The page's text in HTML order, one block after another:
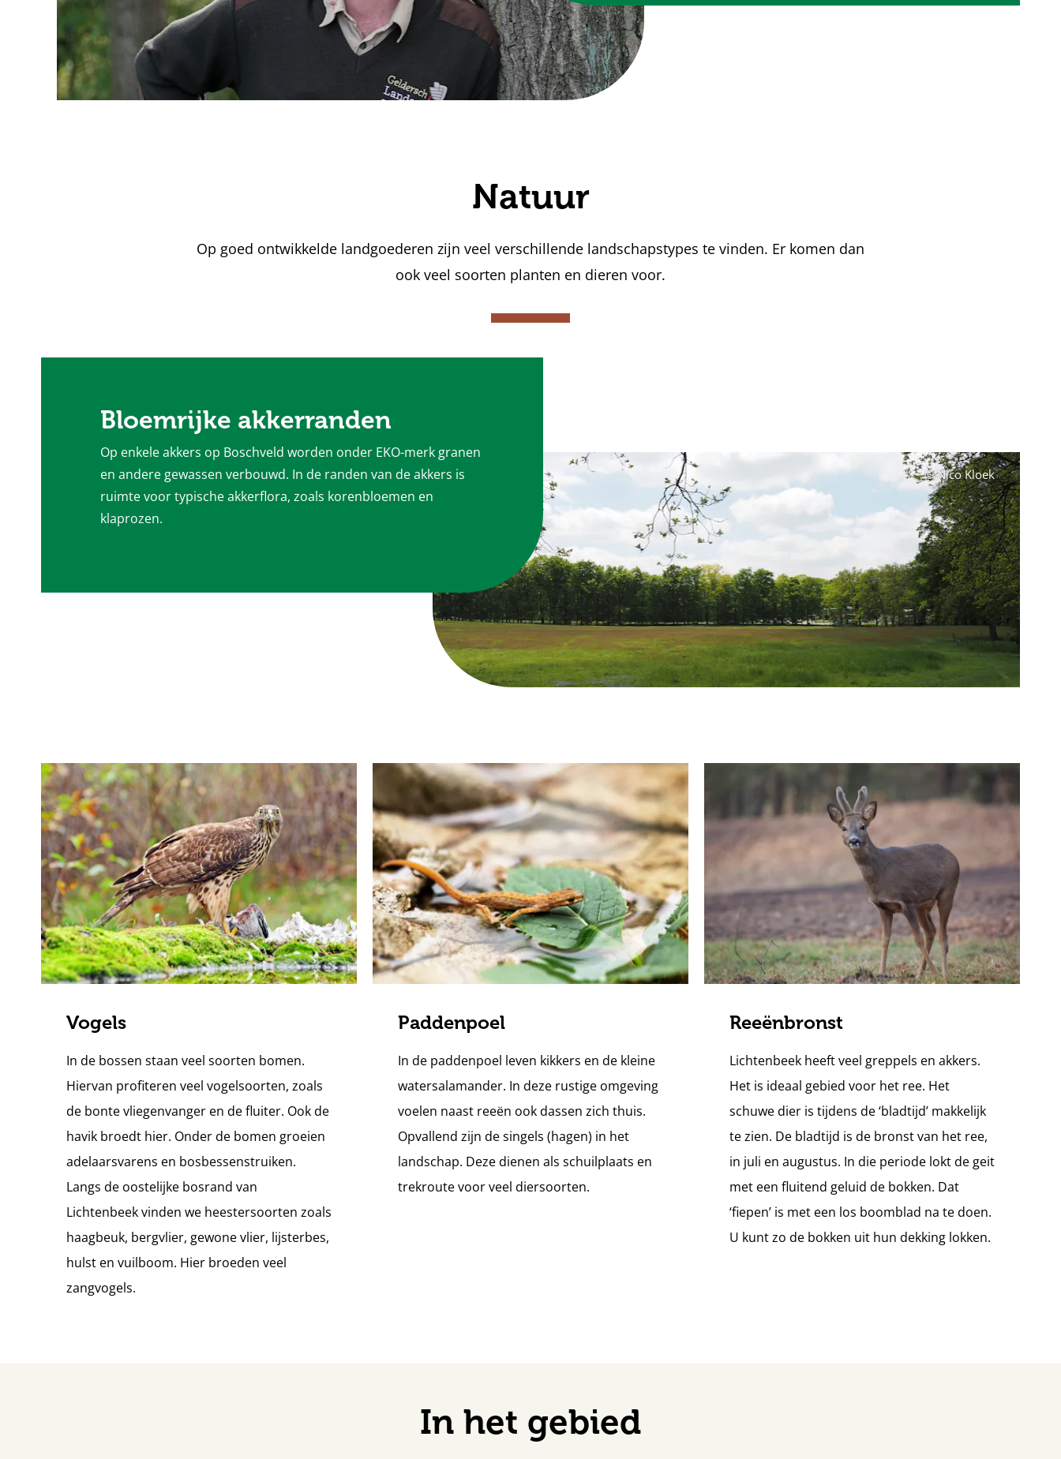
Natuur
Op goed ontwikkelde landgoederen zijn veel verschillende landschapstypes te vinden. Er komen dan
ook veel soorten planten en dieren voor.
© Nico Kloek
Bloemrijke akkerranden
Op enkele akkers op Boschveld worden onder EKO-merk granen
en andere gewassen verbouwd. In de randen van de akkers is
ruimte voor typische akkerflora, zoals korenbloemen en
klaprozen.
Vogels
In de bossen staan veel soorten bomen.
Hiervan profiteren veel vogelsoorten, zoals
de bonte vliegenvanger en de fluiter. Ook de
havik broedt hier. Onder de bomen groeien
adelaarsvarens en bosbessenstruiken.
Langs de oostelijke bosrand van
Lichtenbeek vinden we heestersoorten zoals
haagbeuk, bergvlier, gewone vlier, lijsterbes,
hulst en vuilboom. Hier broeden veel
zangvogels.
Paddenpoel
In de paddenpoel leven kikkers en de kleine
watersalamander. In deze rustige omgeving
voelen naast reeën ook dassen zich thuis.
Opvallend zijn de singels (hagen) in het
landschap. Deze dienen als schuilplaats en
trekroute voor veel diersoorten.
Reeënbronst
Lichtenbeek heeft veel greppels en akkers.
Het is ideaal gebied voor het ree. Het
schuwe dier is tijdens de ‘bladtijd’ makkelijk
te zien. De bladtijd is de bronst van het ree,
in juli en augustus. In die periode lokt de geit
met een fluitend geluid de bokken. Dat
‘fiepen’ is met een los boomblad na te doen.
U kunt zo de bokken uit hun dekking lokken.
In het gebied